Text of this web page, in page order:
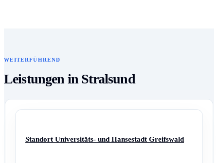
WEITERFÜHREND
Leistungen in Stralsund
Standort Universitäts- und Hansestadt Greifswald